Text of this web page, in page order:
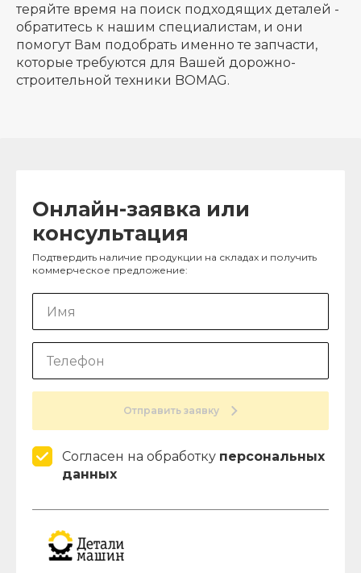
теряйте время на поиск подходящих деталей -
обратитесь к нашим специалистам, и они
помогут Вам подобрать именно те запчасти,
которые требуются для Вашей дорожно-
строительной техники BOMAG.
Онлайн-заявка или
консультация
Подтвердить наличие продукции на складах и получить
коммерческое предложение:
Отправить заявку
Согласен на обработку персональных
данных